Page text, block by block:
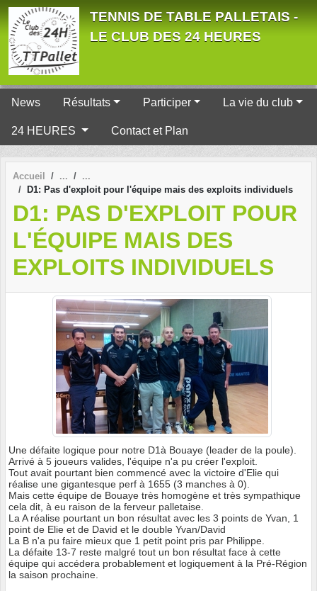
TENNIS DE TABLE PALLETAIS -
LE CLUB DES 24 HEURES
News Résultats Participer La vie du club
24 HEURES Contact et Plan
Accueil
D1: Pas d'exploit pour l'équipe mais des exploits individuels
D1: PAS D'EXPLOIT POUR
L'ÉQUIPE MAIS DES
EXPLOITS INDIVIDUELS
Une défaite logique pour notre D1à Bouaye (leader de la poule).
Arrivé à 5 joueurs valides, l'équipe n'a pu créer l'exploit.
Tout avait pourtant bien commencé avec la victoire d'Elie qui
réalise une gigantesque perf à 1655 (3 manches à 0).
Mais cette équipe de Bouaye très homogène et très sympathique
cela dit, à eu raison de la ferveur palletaise.
La A réalise pourtant un bon résultat avec les 3 points de Yvan, 1
point de Elie et de David et le double Yvan/David
La B n'a pu faire mieux que 1 petit point pris par Philippe.
La défaite 13-7 reste malgré tout un bon résultat face à cette
équipe qui accédera probablement et logiquement à la Pré-Région
la saison prochaine.
Panneau de gestion des cookies